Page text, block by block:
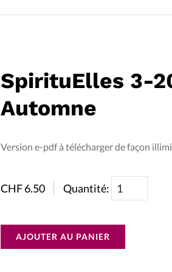
La
SpirituElles 3-
Automne
Version e-pdf à télécharger de façon
CHF6.50 Quantité:
AJOUTER AU PANIER